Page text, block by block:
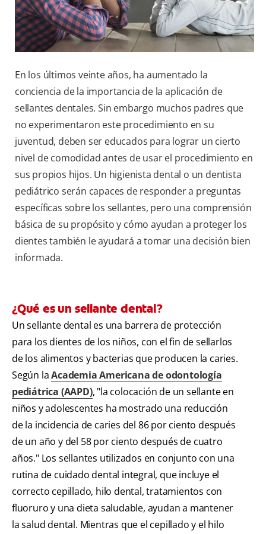
En los últimos veinte años, ha aumentado la
conciencia de la importancia de la aplicación de
sellantes dentales. Sin embargo muchos padres que
no experimentaron este procedimiento en su
juventud, deben ser educados para lograr un cierto
nivel de comodidad antes de usar el procedimiento en
sus propios hijos. Un higienista dental o un dentista
pediátrico serán capaces de responder a preguntas
específicas sobre los sellantes, pero una comprensión
básica de su propósito y cómo ayudan a proteger los
dientes también le ayudará a tomar una decisión bien
informada.
¿Qué es un sellante dental?
Un sellante dental es una barrera de protección
para los dientes de los niños, con el fin de sellarlos
de los alimentos y bacterias que producen la caries.
Según laAcademia Americana de odontología
pediátrica (AAPD), "la colocación de un sellante en
niños y adolescentes ha mostrado una reducción
de la incidencia de caries del 86 por ciento después
de un año y del 58 por ciento después de cuatro
años." Los sellantes utilizados en conjunto con una
rutina de cuidado dental integral, que incluye el
correcto cepillado, hilo dental, tratamientos con
fluoruro y una dieta saludable, ayudan a mantener
la salud dental. Mientras que el cepillado y el hilo